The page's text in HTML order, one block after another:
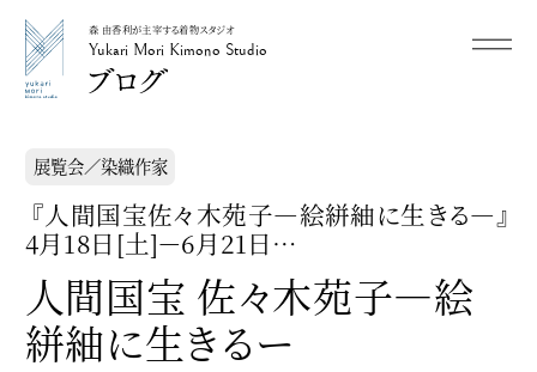
Yukari Mori Kimono Studio
森 由香利が主宰する着物スタジオ
Yukari Mori Kimono Studio メニュー
展覧会／染織作家
『人間国宝佐々木苑子―絵絣紬に生きる―』
4月18日[土]－6月21日…
人間国宝 佐々木苑子―絵
絣紬に生きるー